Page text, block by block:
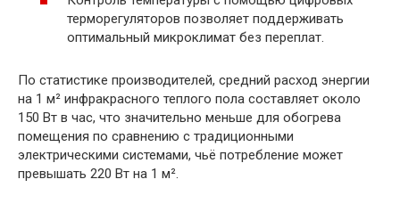
терморегуляторов позволяет поддерживать
оптимальный микроклимат без переплат.
По статистике производителей, средний расход энергии
на 1 м² инфракрасного теплого пола составляет около
150 Вт в час, что значительно меньше для обогрева
помещения по сравнению с традиционными
электрическими системами, чьё потребление может
превышать 220 Вт на 1 м².